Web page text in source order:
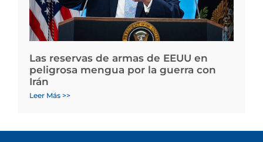
Las reservas de armas de EEUU en
peligrosa mengua por la guerra con
Irán
Leer Más >>